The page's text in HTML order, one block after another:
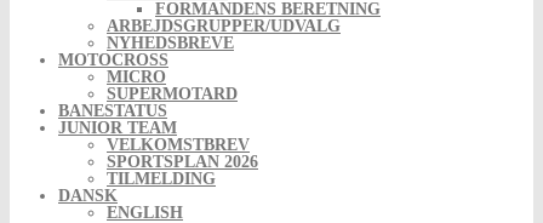
FORMANDENS BERETNING
ARBEJDSGRUPPER/UDVALG
NYHEDSBREVE
MOTOCROSS
MICRO
SUPERMOTARD
BANESTATUS
JUNIOR TEAM
VELKOMSTBREV
SPORTSPLAN 2026
TILMELDING
DANSK
ENGLISH